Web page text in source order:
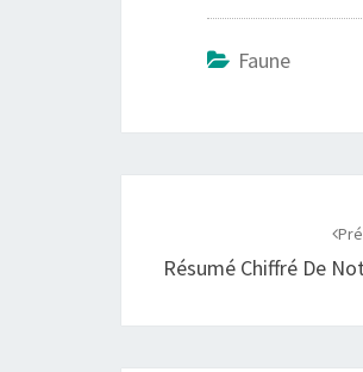
Faune
Résumé Chiffré De